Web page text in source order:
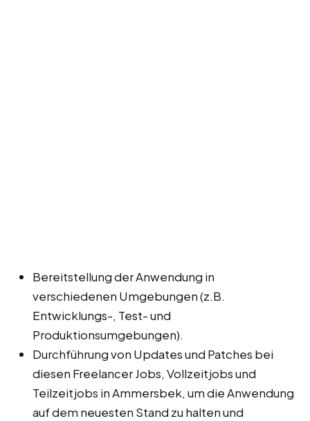
Bereitstellung der Anwendung in
verschiedenen Umgebungen (z.B.
Entwicklungs-, Test- und
Produktionsumgebungen).
Durchführung von Updates und Patches bei
diesen Freelancer Jobs, Vollzeitjobs und
Teilzeitjobs in Ammersbek, um die Anwendung
auf dem neuesten Stand zu halten und